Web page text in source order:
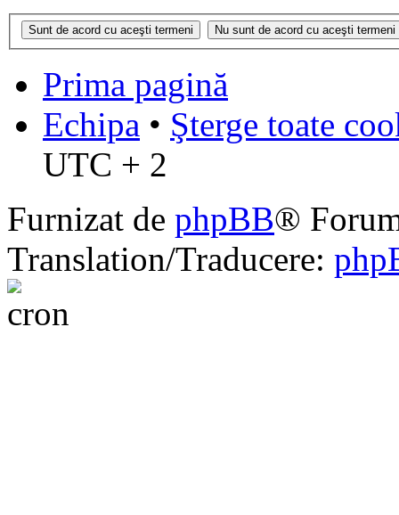
Prima pagină
Echipa • Şterge toate
UTC + 2
Furnizat de phpBB®
Translation/Traducere: